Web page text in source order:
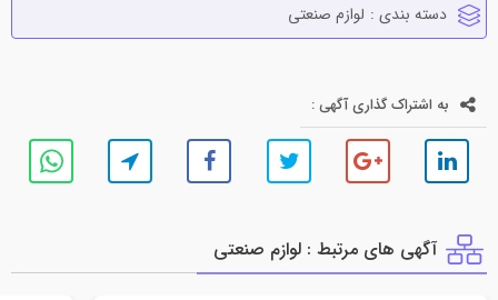
دسته بندی : لوازم صنعتي
به اشتراک گذاری آگهی :
آگهی های مرتبط : لوازم صنعتي